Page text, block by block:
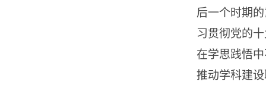
后一个时期
习贯彻党的
在学思践悟
推动学科建